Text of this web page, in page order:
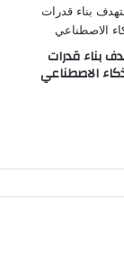
بناء قدرات
الاصطناعي